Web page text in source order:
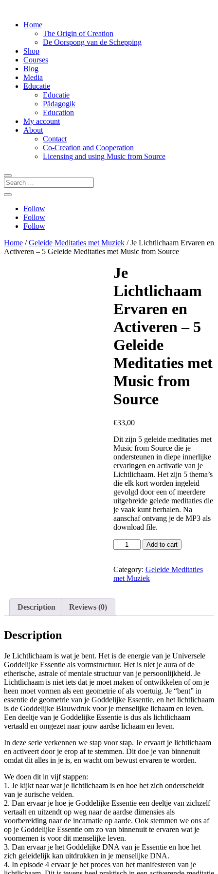
Home
The Origin of Creation
De Oorspong van de Schepping
Shop
Courses
Blog
Media
Educatie
Educatie
Pädagogik
Education
My account
About
Contact
Co-Creation and Cooperation
Licensing and using Music from Source
Follow
Follow
Follow
Home /Geleide Meditaties met Muziek / Je Lichtlichaam Ervaren en
Activeren – 5 Geleide Meditaties met Music from Source
Je
Lichtlichaam
Ervaren en
Activeren – 5
Geleide
Meditaties met
Music from
Source
€33,00
Dit zijn 5 geleide meditaties met
Music from Source die je
ondersteunen in diepe innerlijke
ervaringen en activatie van je
Lichtlichaam. Het zijn 5 thema’s
die elk kort worden ingeleid
gevolgd door een of meerdere
uitgebreide gelede meditaties die
je vaak kunt herhalen. Na
aanschaf ontvang je de MP3 als
download file.
Lichtlichaam
en
Activeren
Meditaties
quantity
Add to cart
Category: Geleide Meditaties
met Muziek
Description Reviews (0)
Description
Je Lichtlichaam is wat je bent. Het is de energie van je Universele
Goddelijke Essentie als vormstructuur. Het is niet je aura of de
etherische, astrale of mentale structuur van je persoonlijkheid. Je
Lichtlichaam is niet iets dat je moet maken of ontwikkelen of om je
heen moet vormen als een geometrie of als voertuig. Je “bent” in
essentie de geometrie van je Goddelijke Essentie, en het lichtlichaam
is de Goddelijke Blauwdruk voor je menselijke lichaam en leven.
Een deeltje van je Goddelijke Essentie is dus als lichtlichaam
vertaald en omgezet naar jouw aardse lichaam en leven.
In deze serie verkennen we stap voor stap. Je ervaart je lichtlichaam
en activeert door je erop af te stemmen. Dit doe je van binnenuit
omdat dit alles in je is, en wacht om bewust ervaren te worden.
We doen dit in vijf stappen:
1. Je kijkt naar wat je lichtlichaam is en hoe het zich onderscheidt
van je aurische velden.
2. Dan ervaar je hoe je Goddelijke Essentie een deeltje van zichzelf
vertaalt en uitzendt op weg naar de aardse dimensies als
voorbereiding naar de incarnatie op aarde. Ook stemmen we ons af
op je Goddelijke Essentie om zo van binnenuit te ervaren wat je
voornemen is voor dit menselijke leven.
3. Dan ervaar je het Goddelijke DNA van je Essentie en hoe het
zich geleidelijk kan uitdrukken in je menselijke DNA.
4. In episode 4 ervaar je het proces van het manifesteren van je